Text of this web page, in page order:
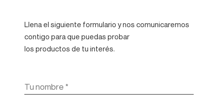
Llena el siguiente formulario y nos comunicaremos
contigo para que puedas probar
los productos de tu interés.